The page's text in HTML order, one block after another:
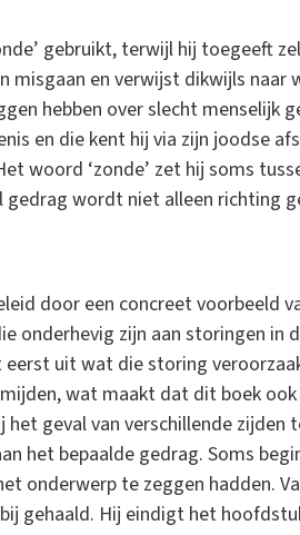
gebruikt, terwijl hij toegeeft
misgaan en verwijst dikwijls naar
hebben over slecht menselijk
en die kent hij via zijn joodse
woord ‘zonde’ zet hij soms
wordt niet alleen richting
door een concreet voorbeeld
onderhevig zijn aan storingen in
uit wat die storing
wat maakt dat dit boek
het geval van verschillende zijden
het bepaalde gedrag. Soms
onderwerp te zeggen hadden.
gehaald. Hij eindigt het